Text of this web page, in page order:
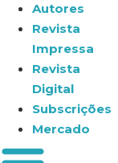
Autores
Revista
Impressa
Revista
Digital
Subscrições
Mercado